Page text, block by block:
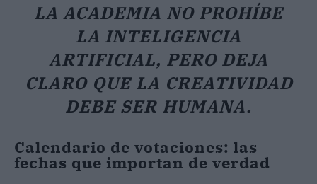
LA ACADEMIA NO PROHÍBE
LA INTELIGENCIA
ARTIFICIAL, PERO DEJA
CLARO QUE LA CREATIVIDAD
DEBE SER HUMANA.
Calendario de votaciones: las
fechas que importan de verdad